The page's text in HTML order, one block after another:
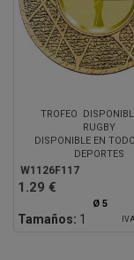
TROFEO
RUGBY
DISPONIBLE EN
DEPORTES
W1126F117
1.29 €
Ø 5
Tamaños: 1